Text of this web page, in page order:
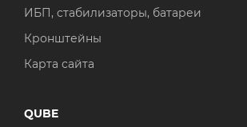
ИБП, стабилизаторы, батареи
Кронштейны
Карта сайта
QUBE